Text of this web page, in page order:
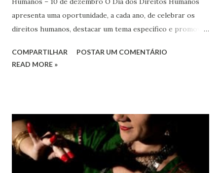
apresenta uma oportunidade, a cada ano, de celebrar os
direitos humanos, destacar um tema específico e promover
em todos os lugares. Este ano, o foco é sobre os direitos
Estes direitos humanos – os direitos à liberdade de opinião
e de expressão, de reunião pacífica e de associação, e de
participar no governo (artigos 19, 20 e 21 da Declaração
Universal dos Direitos Humanos ) – têm estado no centro
COMPARTILHAR
POSTAR UM COMENTÁRIO
READ MORE »